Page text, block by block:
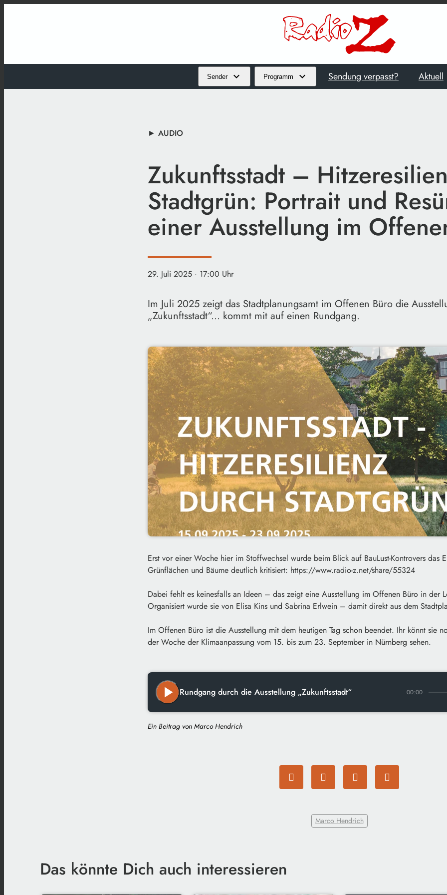
Sender Programm Sendung verpasst? Aktuell
► AUDIO
Zukunftsstadt –
Stadtgrün: Portrait und
einer Ausstellung im
29. Juli 2025 · 17:00 Uhr
Im Juli 2025 zeigt das Stadtplanungsamt im Offenen Büro die
„Zukunftsstadt“... kommt mit auf einen Rundgang.
Erst vor einer Woche hier im Stoffwechsel wurde beim Blick auf BauLust-Kontrovers das
Grünflächen und Bäume deutlich kritisiert: https://www.radio-z.net/share/55324
Dabei fehlt es keinesfalls an Ideen – das zeigt eine Ausstellung im Offenen Büro in der
Organisiert wurde sie von Elisa Kins und Sabrina Erlwein – damit direkt aus dem
Im Offenen Büro ist die Ausstellung mit dem heutigen Tag schon beendet. Ihr könnt sie
der Woche der Klimaanpassung vom 15. bis zum 23. September in Nürnberg sehen.
play_arrow Rundgang durch die Ausstellung „Zukunftsstadt“ 00:00
Ein Beitrag von Marco Hendrich
Marco Hendrich
Das könnte Dich auch interessieren